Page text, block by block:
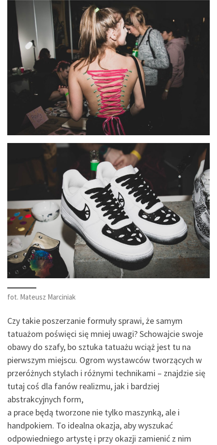
fot. Mateusz Marciniak
Czy takie poszerzanie formuły sprawi, że samym
tatuażom poświęci się mniej uwagi? Schowajcie swoje
obawy do szafy, bo sztuka tatuażu wciąż jest tu na
pierwszym miejscu. Ogrom wystawców tworzących w
przeróżnych stylach i różnymi technikami – znajdzie się
tutaj coś dla fanów realizmu, jak i bardziej
abstrakcyjnych form,
a prace będą tworzone nie tylko maszynką, ale i
handpokiem. To idealna okazja, aby wyszukać
odpowiedniego artystę i przy okazji zamienić z nim